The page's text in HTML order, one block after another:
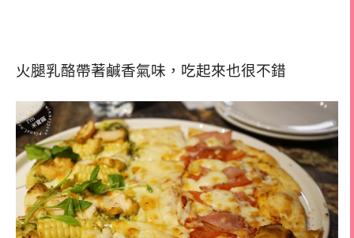
火腿乳酪帶著鹹香氣味，吃起來也很不錯